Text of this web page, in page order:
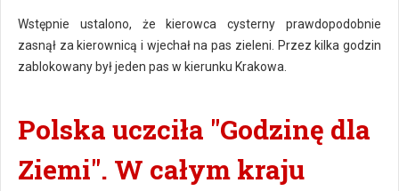
Wstępnie ustalono, że kierowca cysterny prawdopodobnie
zasnął za kierownicą i wjechał na pas zieleni. Przez kilka godzin
zablokowany był jeden pas w kierunku Krakowa.
Polska uczciła "Godzinę dla
Ziemi". W całym kraju